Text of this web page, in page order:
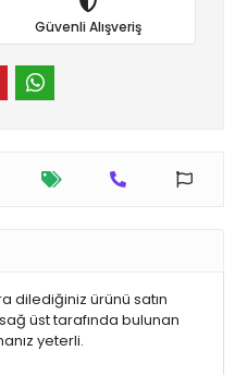
Güvenli Alışveriş
dilediğiniz ürünü satın
üst tarafında bulunan
yeterli.